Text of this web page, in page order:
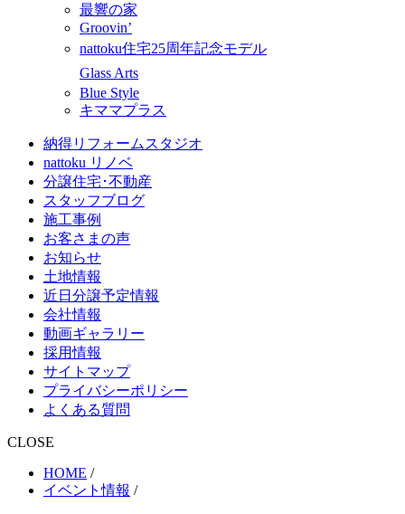
最響の家
Groovin’
nattoku住宅25周年記念モデル
Glass Arts
Blue Style
キママプラス
納得リフォームスタジオ
nattoku リノベ
分譲住宅･不動産
スタッフブログ
施工事例
お客さまの声
お知らせ
土地情報
近日分譲予定情報
会社情報
動画ギャラリー
採用情報
サイトマップ
プライバシーポリシー
よくある質問
CLOSE
HOME /
イベント情報 /